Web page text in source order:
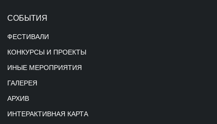
СОБЫТИЯ
ФЕСТИВАЛИ
КОНКУРСЫ И ПРОЕКТЫ
ИНЫЕ МЕРОПРИЯТИЯ
ГАЛЕРЕЯ
АРХИВ
ИНТЕРАКТИВНАЯ КАРТА